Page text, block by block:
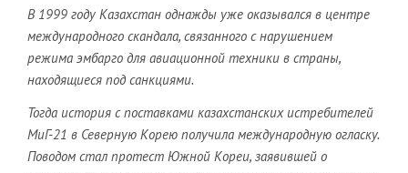
В 1999 году Казахстан однажды уже оказывался в центре
международного скандала, связанного с нарушением
режима эмбарго для авиационной техники в страны,
находящиеся под санкциями.
Тогда история с поставками казахстанских истребителей
МиГ-21 в Северную Корею получила международную огласку.
Поводом стал протест Южной Кореи, заявившей о